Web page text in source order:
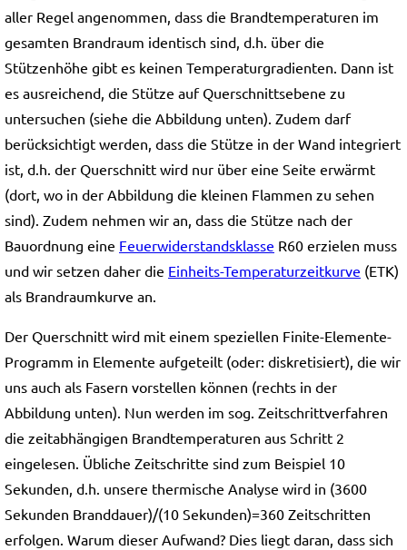
aller Regel angenommen, dass die Brandtemperaturen im
gesamten Brandraum identisch sind, d.h. über die
Stützenhöhe gibt es keinen Temperaturgradienten. Dann ist
es ausreichend, die Stütze auf Querschnittsebene zu
untersuchen (siehe die Abbildung unten). Zudem darf
berücksichtigt werden, dass die Stütze in der Wand integriert
ist, d.h. der Querschnitt wird nur über eine Seite erwärmt
(dort, wo in der Abbildung die kleinen Flammen zu sehen
sind). Zudem nehmen wir an, dass die Stütze nach der
Bauordnung eine Feuerwiderstandsklasse R60 erzielen muss
und wir setzen daher die Einheits-Temperaturzeitkurve (ETK)
als Brandraumkurve an.
Der Querschnitt wird mit einem speziellen Finite-Elemente-
Programm in Elemente aufgeteilt (oder: diskretisiert), die wir
uns auch als Fasern vorstellen können (rechts in der
Abbildung unten). Nun werden im sog. Zeitschrittverfahren
die zeitabhängigen Brandtemperaturen aus Schritt 2
eingelesen. Übliche Zeitschritte sind zum Beispiel 10
Sekunden, d.h. unsere thermische Analyse wird in (3600
Sekunden Branddauer)/(10 Sekunden)=360 Zeitschritten
erfolgen. Warum dieser Aufwand? Dies liegt daran, dass sich